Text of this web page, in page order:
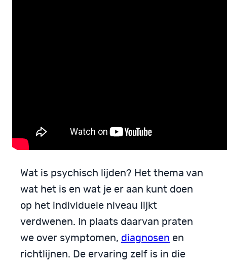
Wat is psychisch lijden? Het thema van
wat het is en wat je er aan kunt doen
op het individuele niveau lijkt
verdwenen. In plaats daarvan praten
we over symptomen, diagnosen en
richtlijnen. De ervaring zelf is in die